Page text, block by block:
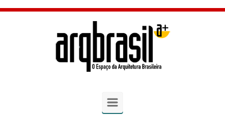
Skip to main content